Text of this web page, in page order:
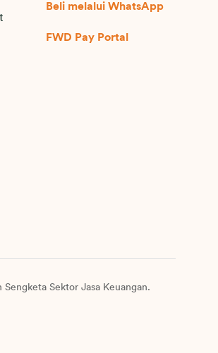
Beli melalui WhatsApp
FWD Pay Portal
Sektor Jasa Keuangan.